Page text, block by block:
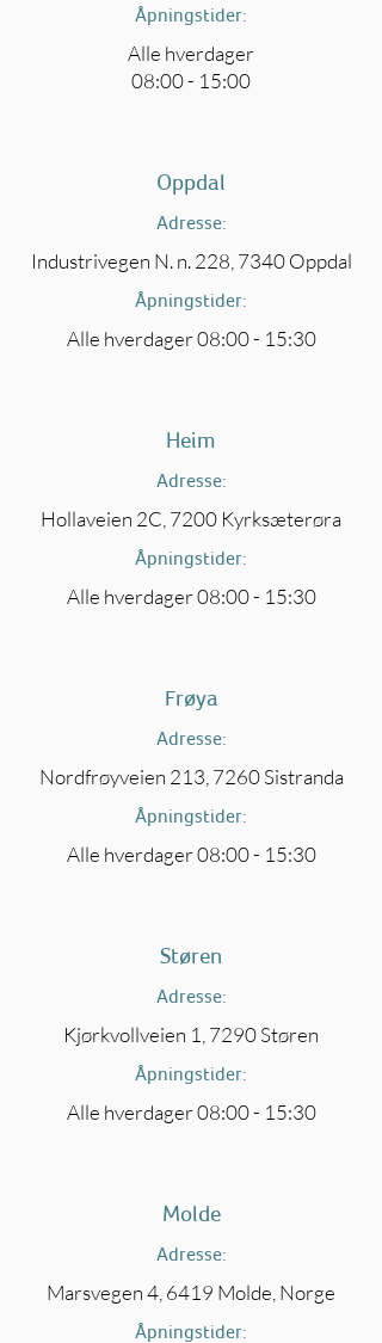
Åpningstider:
Alle hverdager
08:00 - 15:00
Oppdal
Adresse:
Industrivegen N. n. 228, 7340 Oppdal
Åpningstider:
Alle hverdager 08:00 - 15:30
Heim
Adresse:
Hollaveien 2C, 7200 Kyrksæterøra
Åpningstider:
Alle hverdager 08:00 - 15:30
Frøya
Adresse:
Nordfrøyveien 213, 7260 Sistranda
Åpningstider:
Alle hverdager 08:00 - 15:30
Støren
Adresse:
Kjørkvollveien 1, 7290 Støren
Åpningstider:
Alle hverdager 08:00 - 15:30
Molde
Adresse:
Marsvegen 4, 6419 Molde, Norge
Åpningstider: